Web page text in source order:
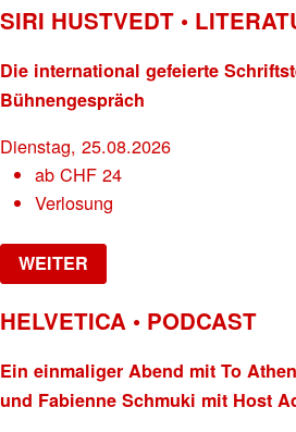
SIRI HUSTVEDT •
Die international gefeierte
Bühnengespräch
Dienstag, 25.08.2026
abCHF 24
Verlosung
WEITER
HELVETICA • PODCAST
Ein einmaliger Abend mit To
und Fabienne Schmuki mit Host